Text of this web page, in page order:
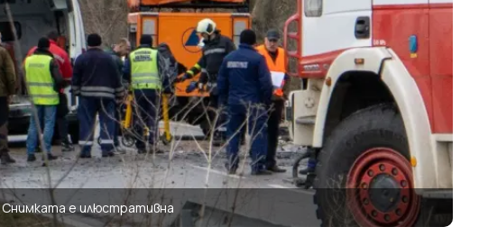
Снимката е илюстративна